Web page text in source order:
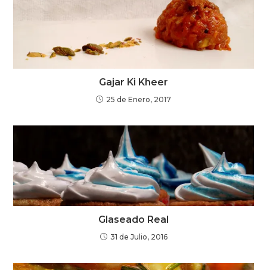
Gajar Ki Kheer
25 de Enero, 2017
Glaseado Real
31 de Julio, 2016